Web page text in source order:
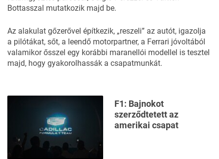
Bottasszal mutatkozik majd be.
Az alakulat gőzerővel építkezik, „reszeli” az autót, igazolja
a pilótákat, sőt, a leendő motorpartner, a Ferrari jóvoltából
valamikor ősszel egy korábbi maranellói modellel is tesztel
majd, hogy gyakorolhassák a csapatmunkát.
F1: Bajnokot
szerződtetett az
amerikai csapat